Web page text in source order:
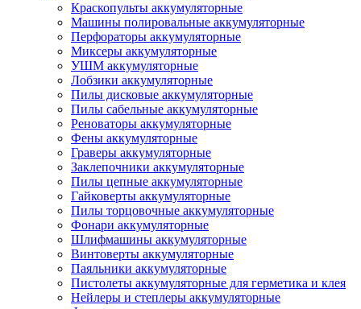
Краскопульты аккумуляторные
Машины полировальные аккумуляторные
Перфораторы аккумуляторные
Миксеры аккумуляторные
УШМ аккумуляторные
Лобзики аккумуляторные
Пилы дисковые аккумуляторные
Пилы сабельные аккумуляторные
Реноваторы аккумуляторные
Фены аккумуляторные
Граверы аккумуляторные
Заклепочники аккумуляторные
Пилы цепные аккумуляторные
Гайковерты аккумуляторные
Пилы торцовочные аккумуляторные
Фонари аккумуляторные
Шлифмашины аккумуляторные
Винтоверты аккумуляторные
Паяльники аккумуляторные
Пистолеты аккумуляторные для герметика и клея
Нейлеры и степлеры аккумуляторные